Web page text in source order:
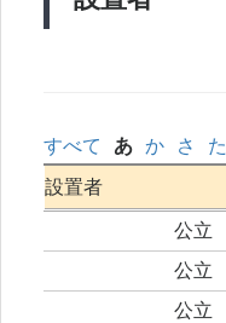
すべて あ か さ た
設置者
公立
公立
公立